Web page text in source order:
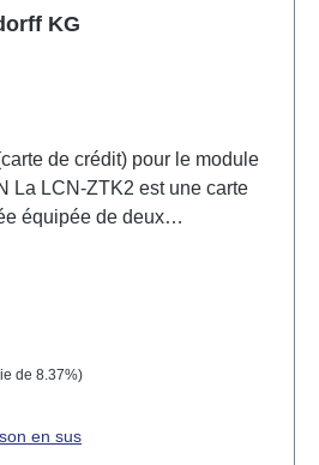
KG
de crédit) pour le module
La LCN-ZTK2 est une carte
équipée de deux
Contrôle
résidentiels et
dans des systèmes de
le contrôle des appareils. La
de 8.37%)
en sus